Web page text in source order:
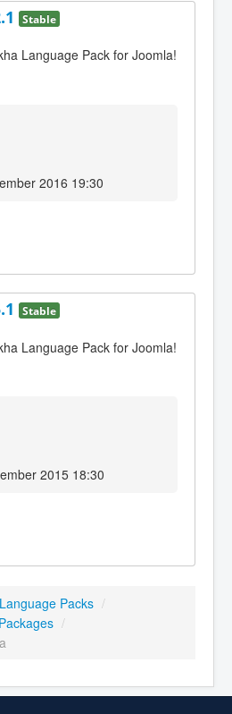
Stable
Language Pack for Joomla!
2016 19:30
Stable
Language Pack for Joomla!
2015 18:30
Language Packs /
/